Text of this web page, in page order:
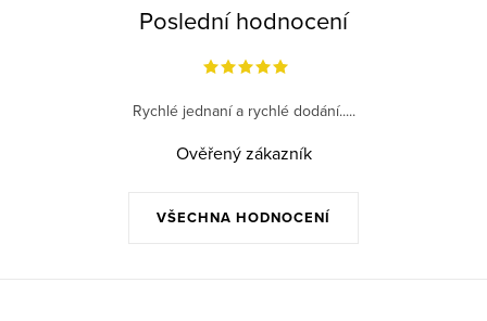
Poslední hodnocení
VŠECHNA HODNOCENÍ
Rychlé jednaní a rychlé dodání.....
Ověřený zákazník